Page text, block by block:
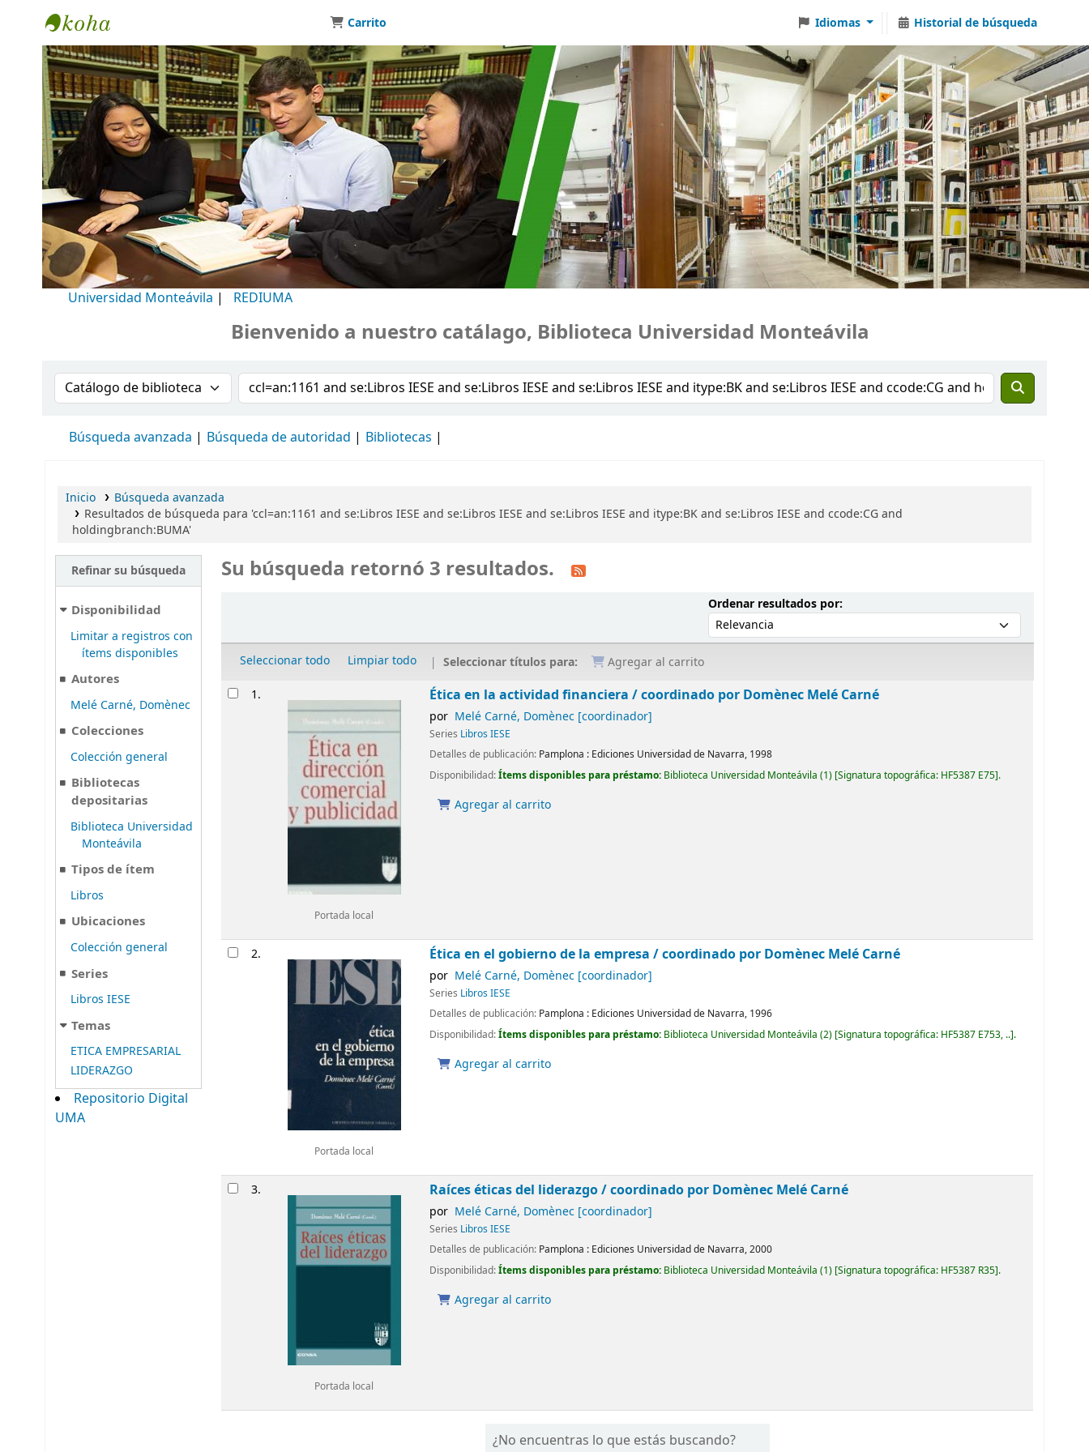
Biblioteca Universidad Monteávila
Carrito Idiomas Historial de búsqueda
Universidad Monteávila | REDIUMA
Bienvenido a nuestro catálago, Biblioteca Universidad Monteávila
Buscar en el catálogo por:Buscar en el catálogo
Búsqueda avanzada Búsqueda de autoridad Bibliotecas
Inicio
Búsqueda avanzada
Resultados de búsqueda para 'ccl=an:1161 and se:Libros IESE and se:Libros IESE and se:Libros IESE and itype:BK and se:Libros IESE and ccode:CG and
holdingbranch:BUMA'
Refinar su búsqueda
Disponibilidad
Limitar a registros con
ítems disponibles
Autores
Melé Carné, Domènec
Colecciones
Colección general
Bibliotecas
depositarias
Biblioteca Universidad
Monteávila
Tipos de ítem
Libros
Ubicaciones
Colección general
Series
Libros IESE
Temas
ETICA EMPRESARIAL
LIDERAZGO
Repositorio Digital
UMA
Su búsqueda retornó 3 resultados.
Ordenar resultados por:Ordenar por:
Seleccionar todo Limpiar todo Seleccionar títulos para: Agregar al carrito
Resultados
1.
Portada local
Ética en la actividad financiera /coordinado por Domènec Melé Carné
por Melé Carné, Domènec[coordinador]
Series Libros IESE
Detalles de publicación: Pamplona : Ediciones Universidad de Navarra, 1998
Disponibilidad:Ítems disponibles para préstamo: Biblioteca Universidad Monteávila (1) Signatura topográfica: HF5387 E75 .
Agregar al carrito
2.
Portada local
Ética en el gobierno de la empresa /coordinado por Domènec Melé Carné
por Melé Carné, Domènec[coordinador]
Series Libros IESE
Detalles de publicación: Pamplona : Ediciones Universidad de Navarra, 1996
Disponibilidad:Ítems disponibles para préstamo: Biblioteca Universidad Monteávila (2) Signatura topográfica: HF5387 E753, .. .
Agregar al carrito
3.
Portada local
Raíces éticas del liderazgo /coordinado por Domènec Melé Carné
por Melé Carné, Domènec[coordinador]
Series Libros IESE
Detalles de publicación: Pamplona : Ediciones Universidad de Navarra,2000
Disponibilidad:Ítems disponibles para préstamo: Biblioteca Universidad Monteávila (1) Signatura topográfica: HF5387 R35 .
Agregar al carrito
¿No encuentras lo que estás buscando?